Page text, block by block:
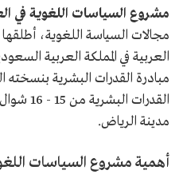
مشروع السياسات اللغوية في
مجالات السياسة اللغوية،
العربية في المملكة العربية
مبادرة القدرات البشرية بنسخته
مدينة الرياض.
أهمية مشروع السياسات